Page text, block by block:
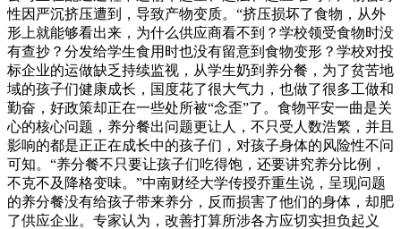
性因严沉挤压遭到，导致产物变质。“挤压损坏了食物，从外
形上就能够看出来，为什么供应商看不到？学校领受食物时没
有查抄？分发给学生食用时也没有留意到食物变形？学校对投
标企业的运做缺乏持续监视，从学生奶到养分餐，为了贫苦地
域的孩子们健康成长，国度花了很大气力，也做了很多工做和
勤奋，好政策却正在一些处所被“念歪”了。食物平安一曲是关
心的核心问题，养分餐出问题更让人，不只受人数浩繁，并且
影响的都是正正在成长中的孩子们，对孩子身体的风险性不问
可知。“养分餐不只要让孩子们吃得饱，还要讲究养分比例，
不克不及降格变味。”中南财经大学传授乔重生说，呈现问题
的养分餐没有给孩子带来养分，反而损害了他们的身体，却肥
了供应企业。专家认为，改善打算所涉各方应切实担负起义